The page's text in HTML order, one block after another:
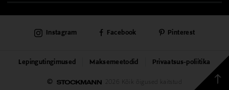
PÜSIKLIENDITEENINDUS
KAUBAMAJAD
TEENUSED
© 2026 Kõik õigused kaitstud
Lepingutingimused Maksemeetodid Privaatsus-poliitika
Instagram Facebook Pinterest